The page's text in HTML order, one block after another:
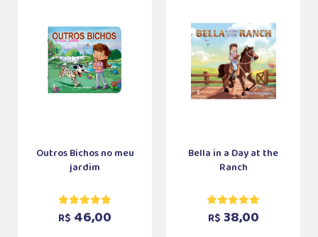
Outros Bichos no meu
jardim
R$ 46,00
Bella in a Day at the
Ranch
R$ 38,00